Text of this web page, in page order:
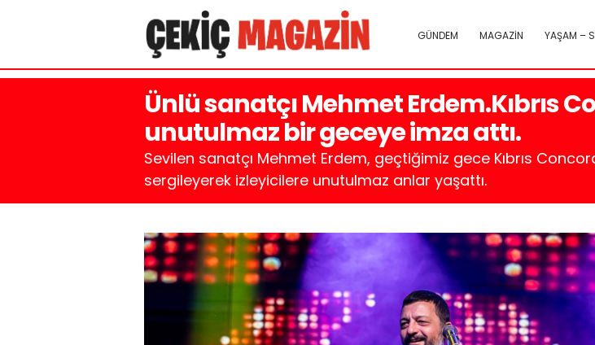
GÜNDEM MAGAZİN YAŞAM –
Ünlü sanatçı Mehmet Erdem.Kıbrıs
unutulmaz bir geceye imza attı.
Sevilen sanatçı Mehmet Erdem, geçtiğimiz gece Kıbrıs
sergileyerek izleyicilere unutulmaz anlar yaşattı.